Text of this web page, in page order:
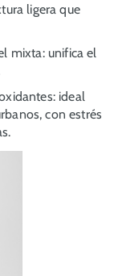
ligera que
mixta: unifica el
ideal
con estrés